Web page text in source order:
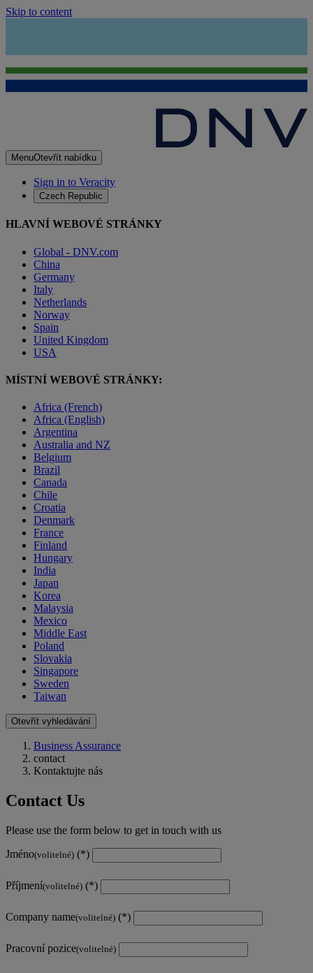
Skip to content
MenuOtevřít nabídku
Sign in to Veracity
Czech Republic
HLAVNÍ WEBOVÉ STRÁNKY
Global - DNV.com
China
Germany
Italy
Netherlands
Norway
Spain
United Kingdom
USA
MÍSTNÍ WEBOVÉ STRÁNKY:
Africa (French)
Africa (English)
Argentina
Australia and NZ
Belgium
Brazil
Canada
Chile
Croatia
Denmark
France
Finland
Hungary
India
Japan
Korea
Malaysia
Mexico
Middle East
Poland
Slovakia
Singapore
Sweden
Taiwan
Otevřít vyhledávání
Business Assurance
contact
Kontaktujte nás
Contact Us
Please use the form below to get in touch with us
Jméno(volitelné)
Příjmení(volitelné)
Company name(volitelné)
Pracovní pozice(volitelné)